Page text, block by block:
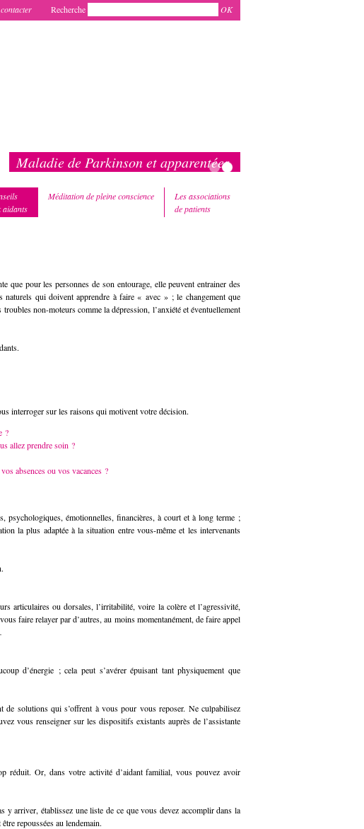
Recherche OK
Maladie de Parkinson et apparentées
aidants
Méditation de pleine conscience
Les associations
de patients
que pour les personnes de son entourage, elle peuvent entrainer des
naturels qui doivent apprendre à faire « avec » ; le changement que
non-moteurs comme la dépression, l’anxiété et éventuellement
interroger sur les raisons qui motivent votre décision.
?
allez prendre soin ?
absences ou vos vacances ?
psychologiques, émotionnelles, financières, à court et à long terme ;
la plus adaptée à la situation entre vous-même et les intervenants
articulaires ou dorsales, l’irritabilité, voire la colère et l’agressivité,
faire relayer par d’autres, au moins momentanément, de faire appel
d’énergie ; cela peut s’avérer épuisant tant physiquement que
de solutions qui s’offrent à vous pour vous reposer. Ne culpabilisez
vous renseigner sur les dispositifs existants auprès de l’assistante
réduit. Or, dans votre activité d’aidant familial, vous pouvez avoir
y arriver, établissez une liste de ce que vous devez accomplir dans la
repoussées au lendemain.